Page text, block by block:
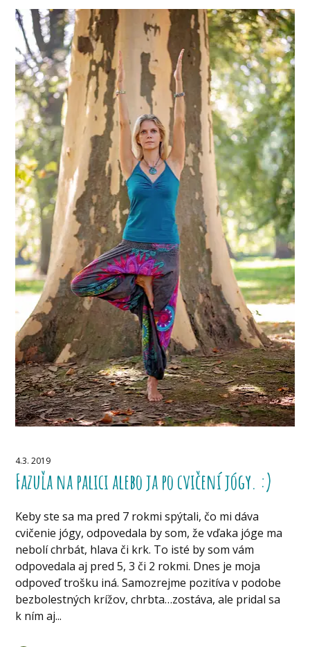
4.3. 2019
Fazuľa na palici alebo ja po cvičení jógy. :)
Keby ste sa ma pred 7 rokmi spýtali, čo mi dáva
cvičenie jógy, odpovedala by som, že vďaka jóge ma
nebolí chrbát, hlava či krk. To isté by som vám
odpovedala aj pred 5, 3 či 2 rokmi. Dnes je moja
odpoveď trošku iná. Samozrejme pozitíva v podobe
bezbolestných krížov, chrbta…zostáva, ale pridal sa
k ním aj...